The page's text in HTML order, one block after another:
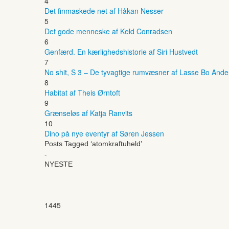
Det finmaskede net af Håkan Nesser
5
Det gode menneske af Keld Conradsen
6
Genfærd. En kærlighedshistorie af Siri Hustvedt
7
No shit, S 3 – De tyvagtige rumvæsner af Lasse Bo
8
Habitat af Theis Ørntoft
9
Grænseløs af Katja Ranvits
10
Dino på nye eventyr af Søren Jessen
Posts Tagged ‘atomkraftuheld’
-
NYESTE
1445